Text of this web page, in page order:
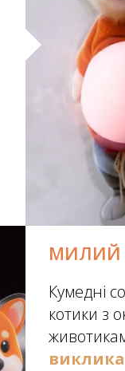
МИЛИЙ
Кумедні
котики з